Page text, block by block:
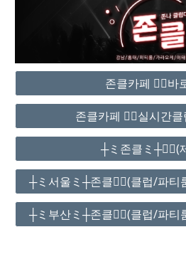
존클카페 ❤️‍🔥바
존클카페 ❤️‍🔥실시간
┼ミ존클ミ┼❤️‍🔥(
┼ミ서울ミ┼존클❤️‍🔥(클럽/파티
┼ミ부산ミ┼존클❤️‍🔥(클럽/파티